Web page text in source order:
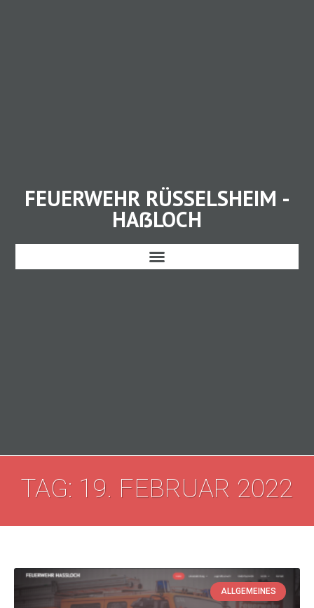
FEUERWEHR RÜSSELSHEIM -
HAẞLOCH
TAG: 19. FEBRUAR 2022
ALLGEMEINES